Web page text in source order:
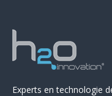
Experts en technologie